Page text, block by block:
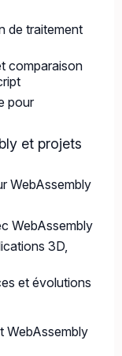
de traitement
comparaison
pour
et projets
WebAssembly
WebAssembly
3D,
et évolutions
WebAssembly